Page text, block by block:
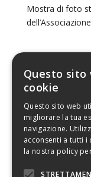
Mostra di foto
Ciofs-FP
Caffè
laboratorio di
studenti
Formazione
della Scuola
H Torna
Questo sito
cookie
Questo sito web
migliorare la tua
navigazione.
acconsenti a tutti i
la nostra policy